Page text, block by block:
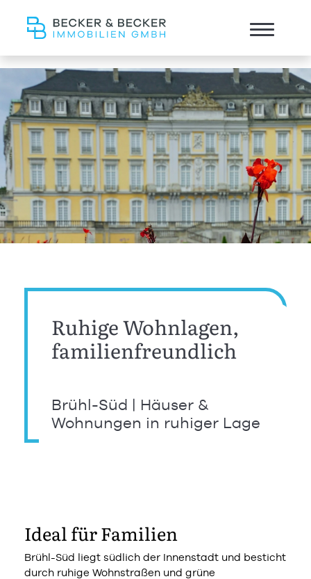
Ruhige Wohnlagen,
familienfreundlich
Brühl-Süd | Häuser &
Wohnungen in ruhiger Lage
Ideal für Familien
Brühl-Süd liegt südlich der Innenstadt und besticht
durch ruhige Wohnstraßen und grüne